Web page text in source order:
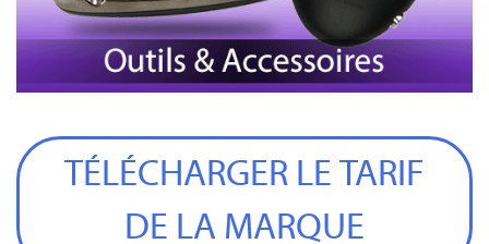
TÉLÉCHARGER LE TARIF
DE LA MARQUE